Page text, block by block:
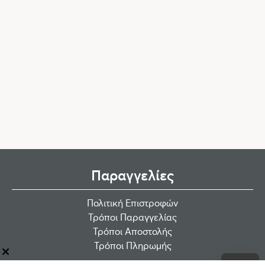
Παραγγελίες
Πολιτική Επιστροφών
Τρόποι Παραγγελίας
Τρόποι Αποστολής
Τρόποι Πληρωμής